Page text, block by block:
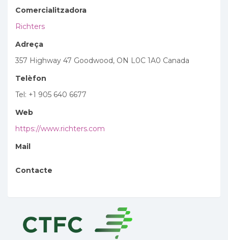
Comercialitzadora
Richters
Adreça
357 Highway 47 Goodwood, ON L0C 1A0 Canada
Telèfon
Tel: +1 905 640 6677
Web
https://www.richters.com
Mail
Contacte